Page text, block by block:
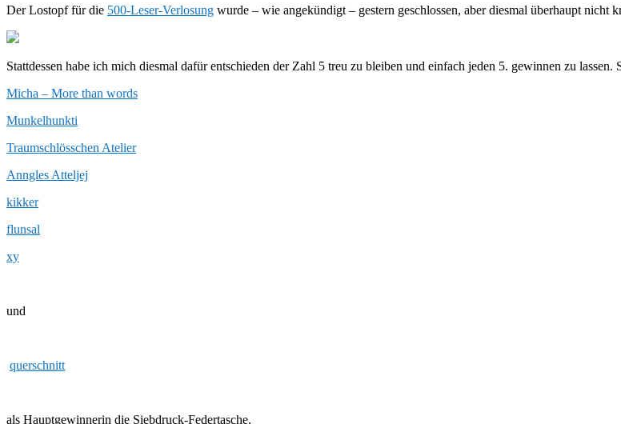
Der Lostopf für die 500-Leser-Verlosung wurde – wie angekündigt – gestern geschlossen, aber diesmal überhaupt nicht
Stattdessen habe ich mich diesmal dafür entschieden der Zahl 5 treu zu bleiben und einfach jeden 5. gewinnen zu
Micha – More than words
Munkelhunkti
Traumschlösschen Atelier
Anngles Atteljej
kikker
flunsal
xy
und
querschnitt
als Hauptgewinnerin die Siebdruck-Federtasche.